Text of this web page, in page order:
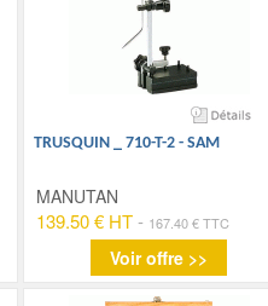
TRUSQUIN _ 710-T-2 - SAM
MANUTAN
139.50 € HT- 167.40 € TTC
Voir offre >>